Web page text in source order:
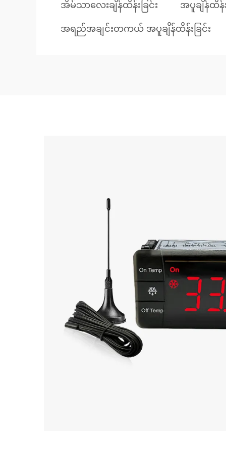
အိမ်သာလေးချိန်ထိန်းခြင်း အပူချိန်ထိန်
အရည်အချင်းတကယ် အပူချိန်ထိန်းခြင်း